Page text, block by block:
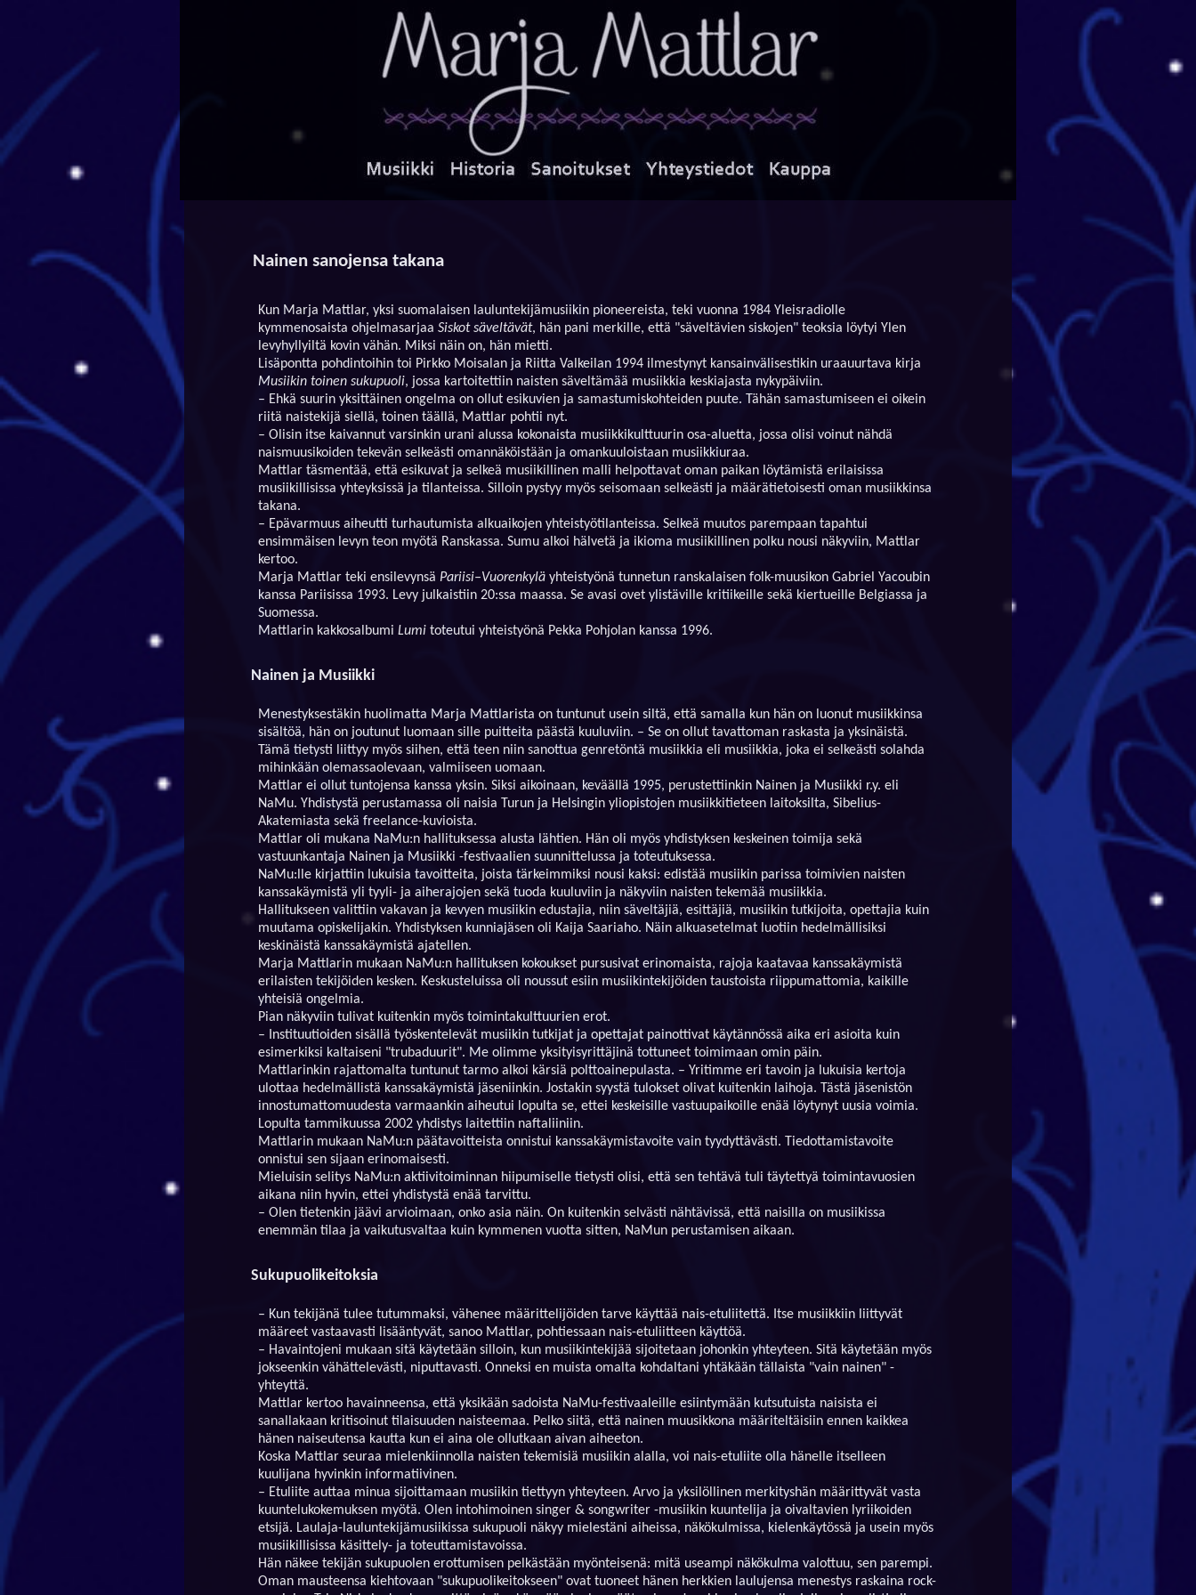
Nainen sanojensa takana
Kun Marja Mattlar, yksi suomalaisen lauluntekijämusiikin pioneereista, teki vuonna 1984 Yleisradiolle
kymmenosaista ohjelmasarjaa Siskot säveltävät, hän pani merkille, että "säveltävien siskojen" teoksia löytyi Ylen
levyhyllyiltä kovin vähän. Miksi näin on, hän mietti.
Lisäpontta pohdintoihin toi Pirkko Moisalan ja Riitta Valkeilan 1994 ilmestynyt kansainvälisestikin uraauurtava kirja
Musiikin toinen sukupuoli, jossa kartoitettiin naisten säveltämää musiikkia keskiajasta nykypäiviin.
– Ehkä suurin yksittäinen ongelma on ollut esikuvien ja samastumiskohteiden puute. Tähän samastumiseen ei oikein
riitä naistekijä siellä, toinen täällä, Mattlar pohtii nyt.
– Olisin itse kaivannut varsinkin urani alussa kokonaista musiikkikulttuurin osa-aluetta, jossa olisi voinut nähdä
naismuusikoiden tekevän selkeästi omannäköistään ja omankuuloistaan musiikkiuraa.
Mattlar täsmentää, että esikuvat ja selkeä musiikillinen malli helpottavat oman paikan löytämistä erilaisissa
musiikillisissa yhteyksissä ja tilanteissa. Silloin pystyy myös seisomaan selkeästi ja määrätietoisesti oman musiikkinsa
takana.
– Epävarmuus aiheutti turhautumista alkuaikojen yhteistyötilanteissa. Selkeä muutos parempaan tapahtui
ensimmäisen levyn teon myötä Ranskassa. Sumu alkoi hälvetä ja ikioma musiikillinen polku nousi näkyviin, Mattlar
kertoo.
Marja Mattlar teki ensilevynsä Pariisi–Vuorenkyläyhteistyönä tunnetun ranskalaisen folk-muusikon Gabriel Yacoubin
kanssa Pariisissa 1993. Levy julkaistiin 20:ssa maassa. Se avasi ovet ylistäville kritiikeille sekä kiertueille Belgiassa ja
Suomessa.
Mattlarin kakkosalbumi Lumitoteutui yhteistyönä Pekka Pohjolan kanssa 1996.
Nainen ja Musiikki
Menestyksestäkin huolimatta Marja Mattlarista on tuntunut usein siltä, että samalla kun hän on luonut musiikkinsa
sisältöä, hän on joutunut luomaan sille puitteita päästä kuuluviin. – Se on ollut tavattoman raskasta ja yksinäistä.
Tämä tietysti liittyy myös siihen, että teen niin sanottua genretöntä musiikkia eli musiikkia, joka ei selkeästi solahda
mihinkään olemassaolevaan, valmiiseen uomaan.
Mattlar ei ollut tuntojensa kanssa yksin. Siksi aikoinaan, keväällä 1995, perustettiinkin Nainen ja Musiikki r.y. eli
NaMu. Yhdistystä perustamassa oli naisia Turun ja Helsingin yliopistojen musiikkitieteen laitoksilta, Sibelius-
Akatemiasta sekä freelance-kuvioista.
Mattlar oli mukana NaMu:n hallituksessa alusta lähtien. Hän oli myös yhdistyksen keskeinen toimija sekä
vastuunkantaja Nainen ja Musiikki -festivaalien suunnittelussa ja toteutuksessa.
NaMu:lle kirjattiin lukuisia tavoitteita, joista tärkeimmiksi nousi kaksi: edistää musiikin parissa toimivien naisten
kanssakäymistä yli tyyli- ja aiherajojen sekä tuoda kuuluviin ja näkyviin naisten tekemää musiikkia.
Hallitukseen valittiin vakavan ja kevyen musiikin edustajia, niin säveltäjiä, esittäjiä, musiikin tutkijoita, opettajia kuin
muutama opiskelijakin. Yhdistyksen kunniajäsen oli Kaija Saariaho. Näin alkuasetelmat luotiin hedelmällisiksi
keskinäistä kanssakäymistä ajatellen.
Marja Mattlarin mukaan NaMu:n hallituksen kokoukset pursusivat erinomaista, rajoja kaatavaa kanssakäymistä
erilaisten tekijöiden kesken. Keskusteluissa oli noussut esiin musiikintekijöiden taustoista riippumattomia, kaikille
yhteisiä ongelmia.
Pian näkyviin tulivat kuitenkin myös toimintakulttuurien erot.
– Instituutioiden sisällä työskentelevät musiikin tutkijat ja opettajat painottivat käytännössä aika eri asioita kuin
esimerkiksi kaltaiseni "trubaduurit". Me olimme yksityisyrittäjinä tottuneet toimimaan omin päin.
Mattlarinkin rajattomalta tuntunut tarmo alkoi kärsiä polttoainepulasta. – Yritimme eri tavoin ja lukuisia kertoja
ulottaa hedelmällistä kanssakäymistä jäseniinkin. Jostakin syystä tulokset olivat kuitenkin laihoja. Tästä jäsenistön
innostumattomuudesta varmaankin aiheutui lopulta se, ettei keskeisille vastuupaikoille enää löytynyt uusia voimia.
Lopulta tammikuussa 2002 yhdistys laitettiin naftaliiniin.
Mattlarin mukaan NaMu:n päätavoitteista onnistui kanssakäymistavoite vain tyydyttävästi. Tiedottamistavoite
onnistui sen sijaan erinomaisesti.
Mieluisin selitys NaMu:n aktiivitoiminnan hiipumiselle tietysti olisi, että sen tehtävä tuli täytettyä toimintavuosien
aikana niin hyvin, ettei yhdistystä enää tarvittu.
– Olen tietenkin jäävi arvioimaan, onko asia näin. On kuitenkin selvästi nähtävissä, että naisilla on musiikissa
enemmän tilaa ja vaikutusvaltaa kuin kymmenen vuotta sitten, NaMun perustamisen aikaan.
Sukupuolikeitoksia
– Kun tekijänä tulee tutummaksi, vähenee määrittelijöiden tarve käyttää nais-etuliitettä. Itse musiikkiin liittyvät
määreet vastaavasti lisääntyvät, sanoo Mattlar, pohtiessaan nais-etuliitteen käyttöä.
– Havaintojeni mukaan sitä käytetään silloin, kun musiikintekijää sijoitetaan johonkin yhteyteen. Sitä käytetään myös
jokseenkin vähättelevästi, niputtavasti. Onneksi en muista omalta kohdaltani yhtäkään tällaista "vain nainen" -
yhteyttä.
Mattlar kertoo havainneensa, että yksikään sadoista NaMu-festivaaleille esiintymään kutsutuista naisista ei
sanallakaan kritisoinut tilaisuuden naisteemaa. Pelko siitä, että nainen muusikkona määriteltäisiin ennen kaikkea
hänen naiseutensa kautta kun ei aina ole ollutkaan aivan aiheeton.
Koska Mattlar seuraa mielenkiinnolla naisten tekemisiä musiikin alalla, voi nais-etuliite olla hänelle itselleen
kuulijana hyvinkin informatiivinen.
– Etuliite auttaa minua sijoittamaan musiikin tiettyyn yhteyteen. Arvo ja yksilöllinen merkityshän määrittyvät vasta
kuuntelukokemuksen myötä. Olen intohimoinen singer & songwriter -musiikin kuuntelija ja oivaltavien lyriikoiden
etsijä. Laulaja-lauluntekijämusiikissa sukupuoli näkyy mielestäni aiheissa, näkökulmissa, kielenkäytössä ja usein myös
musiikillisissa käsittely- ja toteuttamistavoissa.
Hän näkee tekijän sukupuolen erottumisen pelkästään myönteisenä: mitä useampi näkökulma valottuu, sen parempi.
Oman mausteensa kiehtovaan "sukupuolikeitokseen" ovat tuoneet hänen herkkien laulujensa menestys raskaina rock-